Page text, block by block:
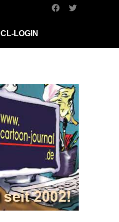
CL-LOGIN